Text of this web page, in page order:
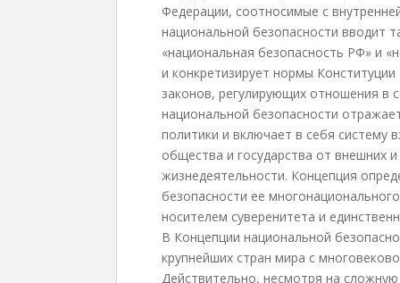
Федерации, соотносимые с
национальной безопасности вводит
«национальная безопасность РФ» и
и конкретизирует нормы
законов, регулирующих отношения в
национальной безопасности
политики и включает в себя систему
общества и государства от внешних
жизнедеятельности. Концепция
безопасности ее
носителем суверенитета и
В Концепции национальной
крупнейших стран мира с
Действительно, несмотря на